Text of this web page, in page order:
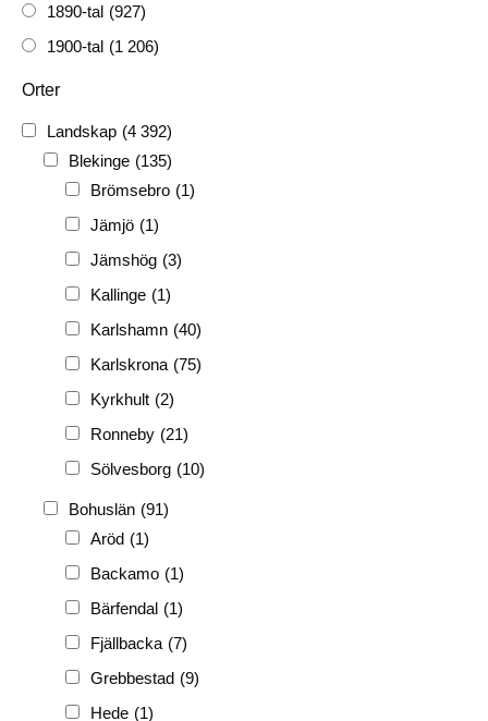
1890-tal (927)
1900-tal (1 206)
FH
(338)
FRG
(3 189)
PF (3 882)
PIONJÄR (129)
Orter
Landskap (4 392)
Blekinge (135)
Brömsebro (1)
Jämjö (1)
Jämshög (3)
Kallinge (1)
Karlshamn (40)
Karlskrona (75)
Kyrkhult (2)
Ronneby (21)
Sölvesborg (10)
Bohuslän (91)
Aröd (1)
Backamo (1)
Bärfendal (1)
Fjällbacka (7)
Grebbestad (9)
Hede (1)